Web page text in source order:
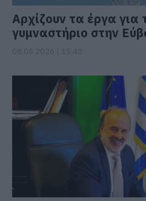
Αρχίζουν τα έργα για
γυμναστήριο στην